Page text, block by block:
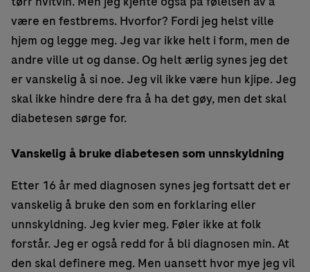
være en festbrems. Hvorfor? Fordi jeg helst ville
hjem og legge meg. Jeg var ikke helt i form, men de
andre ville ut og danse. Og helt ærlig synes jeg det
er vanskelig å si noe. Jeg vil ikke være hun kjipe. Jeg
skal ikke hindre dere fra å ha det gøy, men det skal
diabetesen sørge for.
Vanskelig å bruke diabetesen som unnskyldning
Etter 16 år med diagnosen synes jeg fortsatt det er
vanskelig å bruke den som en forklaring eller
unnskyldning. Jeg kvier meg. Føler ikke at folk
forstår. Jeg er også redd for å bli diagnosen min. At
den skal definere meg. Men uansett hvor mye jeg vil